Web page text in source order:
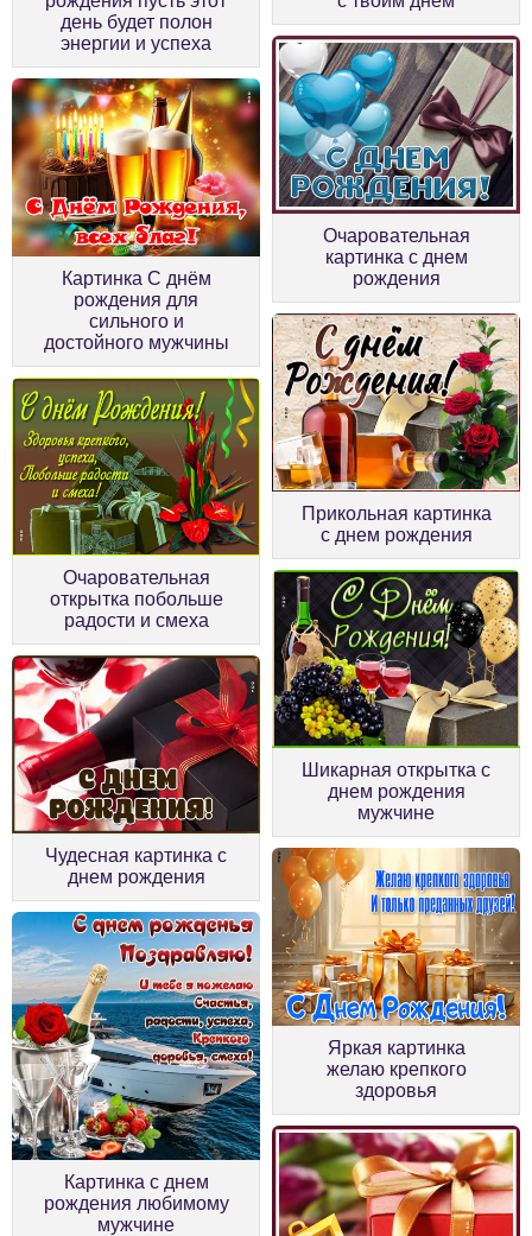
день будет полон
энергии и успеха
Картинка С днём
рождения для
сильного и
достойного мужчины
Очаровательная
картинка с днем
рождения
Очаровательная
открытка побольше
радости и смеха
Прикольная картинка
с днем рождения
Чудесная картинка с
днем рождения
Шикарная открытка с
днем рождения
мужчине
Картинка с днем
рождения любимому
мужчине
Яркая картинка
желаю крепкого
здоровья